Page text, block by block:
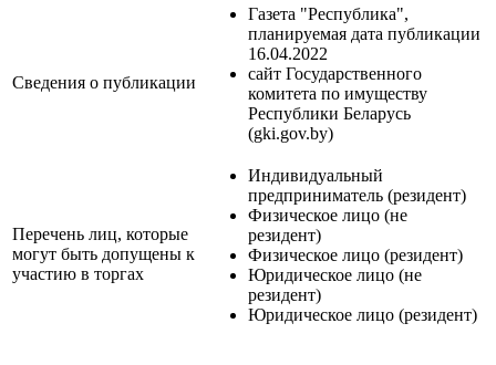
Сведения о публикации
Газета "Республика",
планируемая дата публикации
16.04.2022
сайт Государственного
комитета по имуществу
Республики Беларусь
(gki.gov.by)
Перечень лиц, которые
могут быть допущены к
участию в торгах
Индивидуальный
предприниматель (резидент)
Физическое лицо (не
резидент)
Физическое лицо (резидент)
Юридическое лицо (не
резидент)
Юридическое лицо (резидент)